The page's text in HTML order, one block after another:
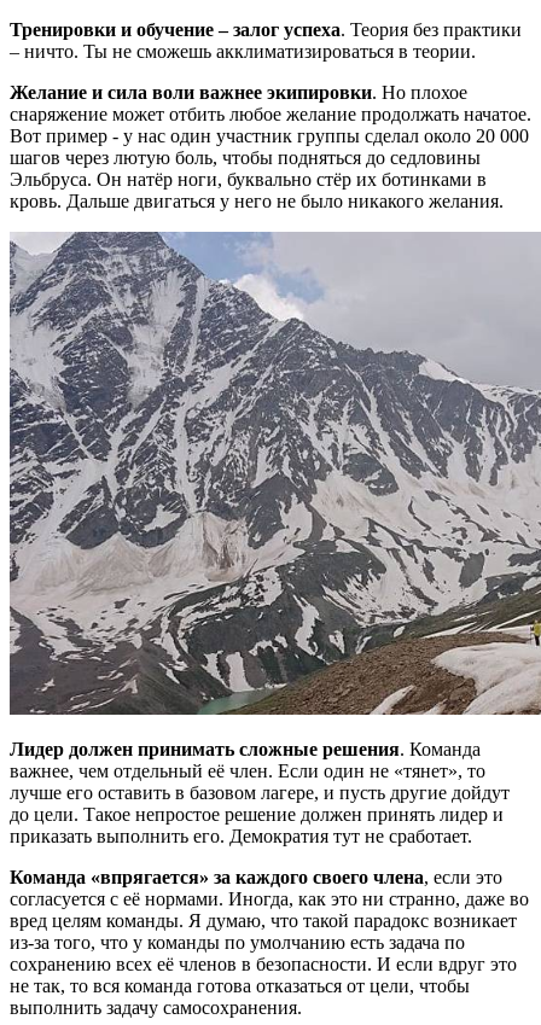
Тренировки и обучение – залог успеха. Теория без практики
– ничто. Ты не сможешь акклиматизироваться в теории.
Желание и сила воли важнее экипировки. Но плохое
снаряжение может отбить любое желание продолжать начатое.
Вот пример - у нас один участник группы сделал около 20 000
шагов через лютую боль, чтобы подняться до седловины
Эльбруса. Он натёр ноги, буквально стёр их ботинками в
кровь. Дальше двигаться у него не было никакого желания.
Лидер должен принимать сложные решения. Команда
важнее, чем отдельный её член. Если один не «тянет», то
лучше его оставить в базовом лагере, и пусть другие дойдут
до цели. Такое непростое решение должен принять лидер и
приказать выполнить его. Демократия тут не сработает.
Команда «впрягается» за каждого своего члена, если это
согласуется с её нормами. Иногда, как это ни странно, даже во
вред целям команды. Я думаю, что такой парадокс возникает
из-за того, что у команды по умолчанию есть задача по
сохранению всех её членов в безопасности. И если вдруг это
не так, то вся команда готова отказаться от цели, чтобы
выполнить задачу самосохранения.